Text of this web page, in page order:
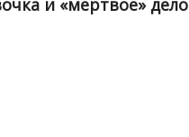
и «мертвое» дело